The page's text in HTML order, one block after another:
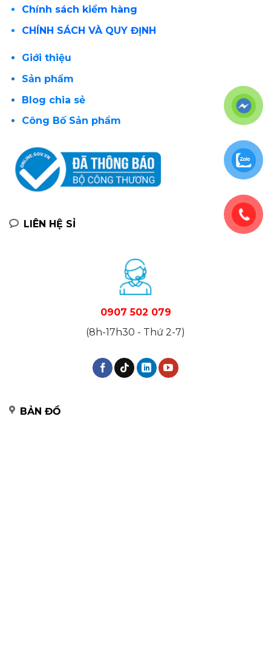
Chính sách kiểm hàng
CHÍNH SÁCH VÀ QUY ĐỊNH
Giới thiệu
Sản phẩm
Blog chia sẻ
Công Bố Sản phẩm
LIÊN HỆ SỈ
0907 502 079
(8h-17h30 - Thứ 2-7)
BẢN ĐỒ